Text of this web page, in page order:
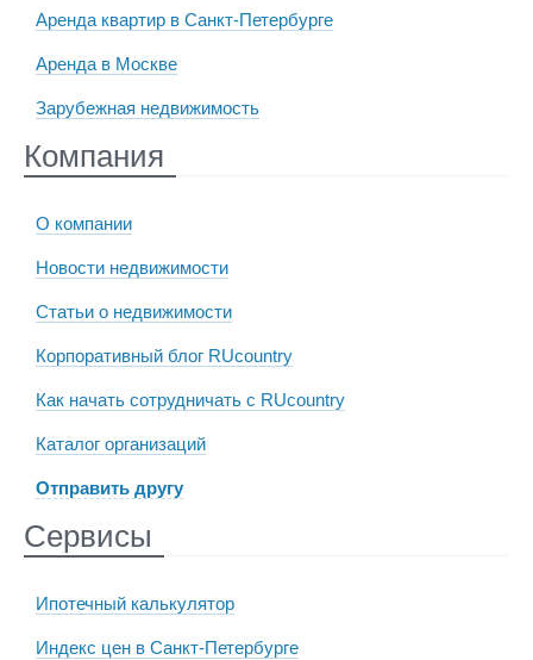
Аренда квартир в Санкт-Петербурге
Аренда в Москве
Зарубежная недвижимость
Компания
О компании
Новости недвижимости
Статьи о недвижимости
Корпоративный блог RUcountry
Как начать сотрудничать с RUcountry
Каталог организаций
Отправить другу
Сервисы
Ипотечный калькулятор
Индекс цен в Санкт-Петербурге